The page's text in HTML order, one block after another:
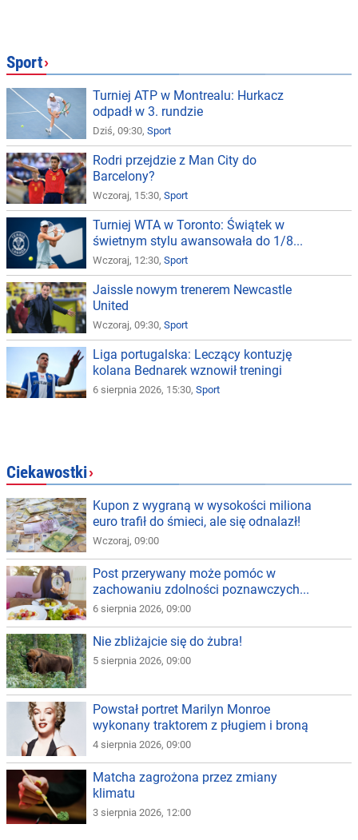
Sport›
Turniej ATP w Montrealu: Hurkacz
odpadł w 3. rundzie
Dziś, 09:30, Sport
Rodri przejdzie z Man City do
Barcelony?
Wczoraj, 15:30, Sport
Turniej WTA w Toronto: Świątek w
świetnym stylu awansowała do 1/8...
Wczoraj, 12:30, Sport
Jaissle nowym trenerem Newcastle
United
Wczoraj, 09:30, Sport
Liga portugalska: Leczący kontuzję
kolana Bednarek wznowił treningi
6 sierpnia 2026, 15:30, Sport
Ciekawostki›
Kupon z wygraną w wysokości miliona
euro trafił do śmieci, ale się odnalazł!
Wczoraj, 09:00
Post przerywany może pomóc w
zachowaniu zdolności poznawczych...
6 sierpnia 2026, 09:00
Nie zbliżajcie się do żubra!
5 sierpnia 2026, 09:00
Powstał portret Marilyn Monroe
wykonany traktorem z pługiem i broną
4 sierpnia 2026, 09:00
Matcha zagrożona przez zmiany
klimatu
3 sierpnia 2026, 12:00